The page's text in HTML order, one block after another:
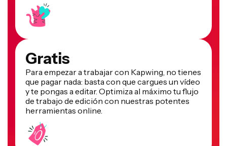
Gratis
Para empezar a trabajar con Kapwing, no tienes
que pagar nada: basta con que cargues un vídeo
y te pongas a editar. Optimiza al máximo tu flujo
de trabajo de edición con nuestras potentes
herramientas online.